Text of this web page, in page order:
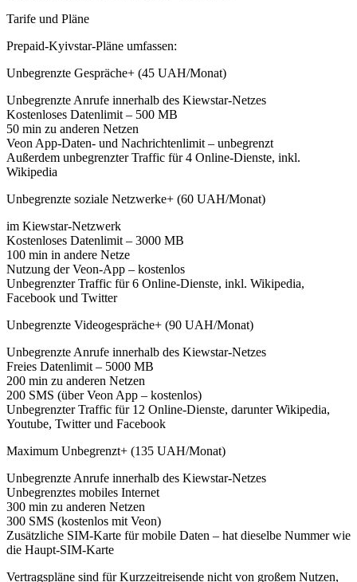
Tarife und Pläne
Prepaid-Kyivstar-Pläne umfassen:
Unbegrenzte Gespräche+ (45 UAH/Monat)
Unbegrenzte Anrufe innerhalb des Kiewstar-Netzes
Kostenloses Datenlimit – 500 MB
50 min zu anderen Netzen
Veon App-Daten- und Nachrichtenlimit – unbegrenzt
Außerdem unbegrenzter Traffic für 4 Online-Dienste, inkl.
Wikipedia
Unbegrenzte soziale Netzwerke+ (60 UAH/Monat)
im Kiewstar-Netzwerk
Kostenloses Datenlimit – 3000 МB
100 min in andere Netze
Nutzung der Veon-App – kostenlos
Unbegrenzter Traffic für 6 Online-Dienste, inkl. Wikipedia,
Facebook und Twitter
Unbegrenzte Videogespräche+ (90 UAH/Monat)
Unbegrenzte Anrufe innerhalb des Kiewstar-Netzes
Freies Datenlimit – 5000 МB
200 min zu anderen Netzen
200 SMS (über Veon App – kostenlos)
Unbegrenzter Traffic für 12 Online-Dienste, darunter Wikipedia,
Youtube, Twitter und Facebook
Maximum Unbegrenzt+ (135 UAH/Monat)
Unbegrenzte Anrufe innerhalb des Kiewstar-Netzes
Unbegrenztes mobiles Internet
300 min zu anderen Netzen
300 SMS (kostenlos mit Veon)
Zusätzliche SIM-Karte für mobile Daten – hat dieselbe Nummer wie
die Haupt-SIM-Karte
Vertragspläne sind für Kurzzeitreisende nicht von großem Nutzen,